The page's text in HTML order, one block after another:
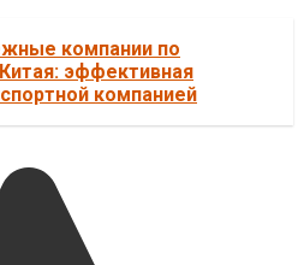
компании по
эффективная
компанией